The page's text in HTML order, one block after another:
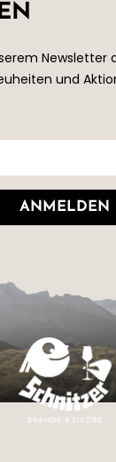
Newsletter
und
ANMELDEN